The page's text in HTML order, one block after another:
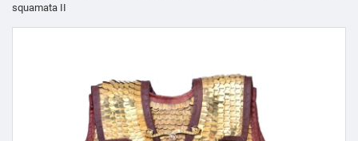
squamata II